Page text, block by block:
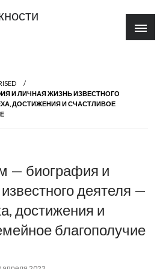
И ЛИЧНАЯ ЖИЗНЬ ИЗВЕСТНОГО
ДОСТИЖЕНИЯ И СЧАСТЛИВОЕ
биография и
деятеля —
достижения и
благополучие